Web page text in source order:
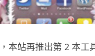
本站再推出第 2 本工